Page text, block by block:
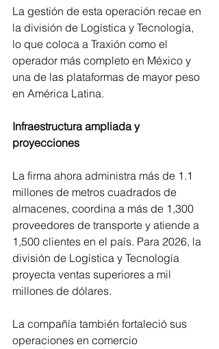
La gestión de esta operación recae en
la división de Logística y Tecnología,
lo que coloca a Traxión como el
operador más completo en México y
una de las plataformas de mayor peso
en América Latina.
Infraestructura ampliada y
proyecciones
La firma ahora administra más de 1.1
millones de metros cuadrados de
almacenes, coordina a más de 1,300
proveedores de transporte y atiende a
1,500 clientes en el país. Para 2026, la
división de Logística y Tecnología
proyecta ventas superiores a mil
millones de dólares.
La compañía también fortaleció sus
operaciones en comercio